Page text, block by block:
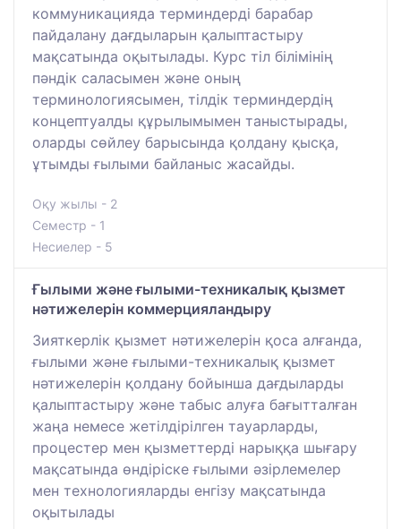
коммуникацияда терминдерді барабар
пайдалану дағдыларын қалыптастыру
мақсатында оқытылады. Курс тіл білімінің
пәндік саласымен және оның
терминологиясымен, тілдік терминдердің
концептуалды құрылымымен таныстырады,
оларды сөйлеу барысында қолдану қысқа,
ұтымды ғылыми байланыс жасайды.
Оқу жылы - 2
Семестр - 1
Несиелер - 5
Ғылыми және ғылыми-техникалық қызмет
нәтижелерін коммерцияландыру
Зияткерлік қызмет нәтижелерін қоса алғанда,
ғылыми және ғылыми-техникалық қызмет
нәтижелерін қолдану бойынша дағдыларды
қалыптастыру және табыс алуға бағытталған
жаңа немесе жетілдірілген тауарларды,
процестер мен қызметтерді нарыққа шығару
мақсатында өндіріске ғылыми әзірлемелер
мен технологияларды енгізу мақсатында
оқытылады